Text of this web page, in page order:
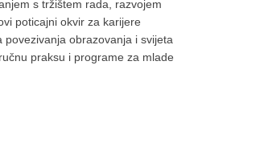
s tržištem rada, razvojem
poticajni okvir za karijere
obrazovanja i svijeta
praksu i programe za mlade